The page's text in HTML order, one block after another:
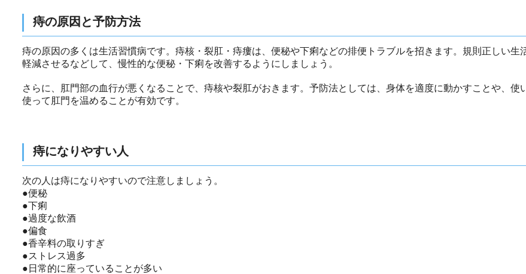
痔の原因と予防方法
痔の原因の多くは生活習慣病です。痔核・裂肛・痔瘻は、便秘や下痢などの排便トラブルを招きます。規則正しい生
軽減させるなどして、慢性的な便秘・下痢を改善するようにしましょう。
さらに、肛門部の血行が悪くなることで、痔核や裂肛がおきます。予防法としては、身体を適度に動かすことや、使
使って肛門を温めることが有効です。
痔になりやすい人
次の人は痔になりやすいので注意しましょう。
●便秘
●下痢
●過度な飲酒
●偏食
●香辛料の取りすぎ
●ストレス過多
●日常的に座っていることが多い